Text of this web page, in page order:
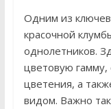
Одним из
красочной
однолетников.
цветовую гамму,
цветения, а
видом. Важно